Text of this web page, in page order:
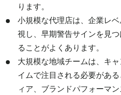
ります。
小規模な代理店は、企業レ
視し、早期警告サインを見
ることがよくあります。
大規模な地域チームは、キ
イムで注目される必要があ
ィア、ブランドパフォーマ